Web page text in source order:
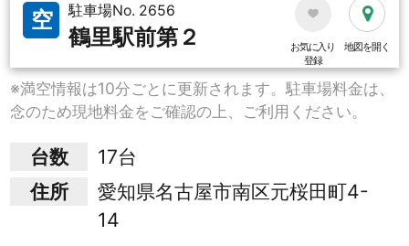
空 駐車場No. 2656
鶴里駅前第２
お気に入り
登録
地図を開く
※満空情報は10分ごとに更新されます。駐車場料金は、
念のため現地料金をご確認の上、ご利用ください。
台数
17台
住所
愛知県名古屋市南区元桜田町4-
14